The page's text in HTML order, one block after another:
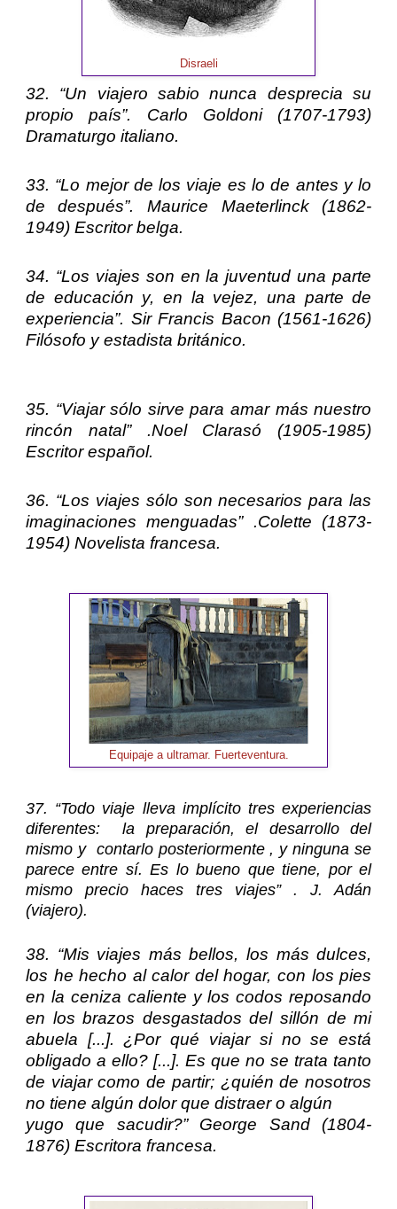
Disraeli
32. “Un viajero sabio nunca desprecia su
propio país”. Carlo Goldoni(1707-1793)
Dramaturgo italiano.
33. “Lo mejor de los viaje es lo de antes y lo
de después”.Maurice Maeterlinck(1862-
1949) Escritor belga.
34. “Los viajes son en la juventud una parte
de educación y, en la vejez, una parte de
experiencia”. Sir Francis Bacon (1561-1626)
Filósofo y estadista británico.
35. “Viajar sólo sirve para amar más nuestro
rincón natal” .Noel Clarasó (1905-1985)
Escritor español.
36. “Los viajes sólo son necesarios para las
imaginaciones menguadas” .Colette (1873-
1954) Novelista francesa.
Equipaje a ultramar. Fuerteventura.
37. “Todo viaje lleva implícito tres experiencias
diferentes: la preparación, el desarrollo del
mismo y contarlo posteriormente , y ninguna se
parece entre sí. Es lo bueno que tiene, por el
mismo precio haces tres viajes” . J. Adán
(viajero).
38. “Mis viajes más bellos, los más dulces,
los he hecho al calor del hogar, con los pies
en la ceniza caliente y los codos reposando
en los brazos desgastados del sillón de mi
abuela [...]. ¿Por qué viajar si no se está
obligado a ello? [...]. Es que no se trata tanto
de viajar como de partir; ¿quién de nosotros
no tiene algún dolor que distraer o algún
yugo que sacudir?” George Sand(1804-
1876) Escritora francesa.